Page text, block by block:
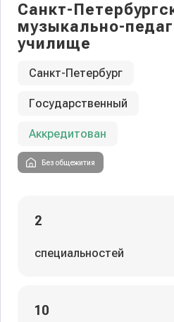
Санкт-
музыкально-
училище
Санкт-Петербург
Государственный
Аккредитован
Без общежития
2
специальностей
10